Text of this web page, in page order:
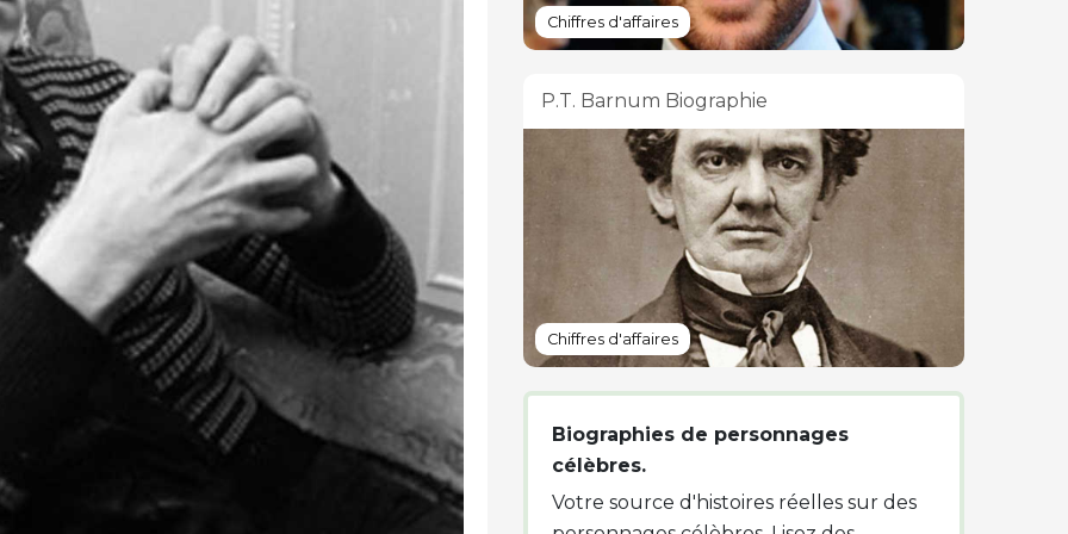
Chiffres d'affaires
P.T. Barnum Biographie
Chiffres d'affaires
Biographies de personnages
célèbres.
Votre source d'histoires réelles sur des